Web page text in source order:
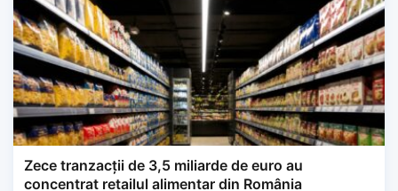
Zece tranzacții de 3,5 miliarde de euro au
concentrat retailul alimentar din România